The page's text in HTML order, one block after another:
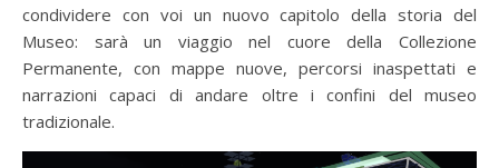
condividere con voi un nuovo capitolo della storia del
Museo: sarà un viaggio nel cuore della Collezione
Permanente, con mappe nuove, percorsi inaspettati e
narrazioni capaci di andare oltre i confini del museo
tradizionale.